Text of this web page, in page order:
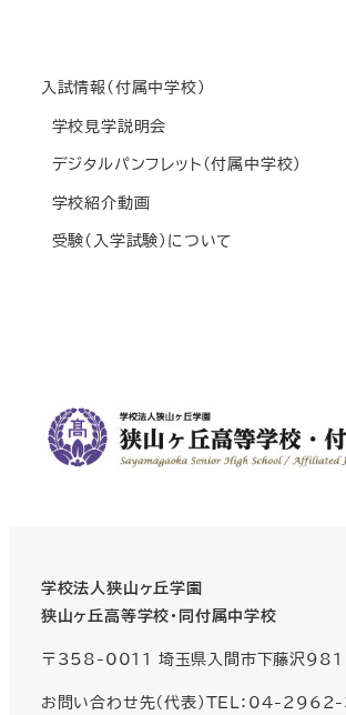
入試情報(付属中学校)
学校見学説明会
デジタルパンフレット(付属中学校)
学校紹介動画
受験(入学試験)について
学校法人狭山ヶ丘学園
狭山ヶ丘高等学校・同付属中学校
〒358-0011 埼玉県入間市下藤沢981
お問い合わせ先（代表）TEL：04-